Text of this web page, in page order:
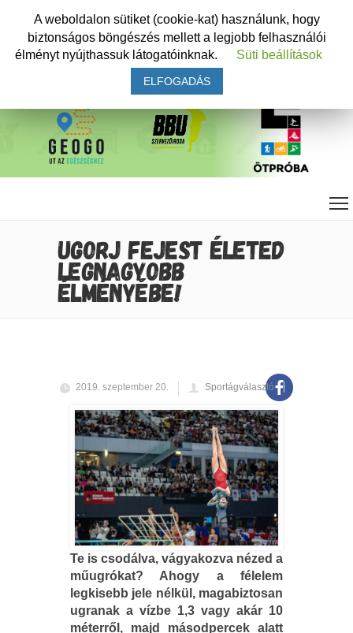
UGORJ FEJEST ÉLETED
LEGNAGYOBB
ÉLMÉNYÉBE!
2019. szeptember 20. Sportágválasztó
Te is csodálva, vágyakozva nézed a
műugrókat? Ahogy a félelem
legkisebb jele nélkül, magabiztosan
ugranak a vízbe 1,3 vagy akár 10
méterről, majd másodpercek alatt
A weboldalon sütiket (cookie-kat) használunk, hogy
biztonságos böngészés mellett a legjobb felhasználói
élményt nyújthassuk látogatóinknak.
Süti beállítások
ELFOGADÁS